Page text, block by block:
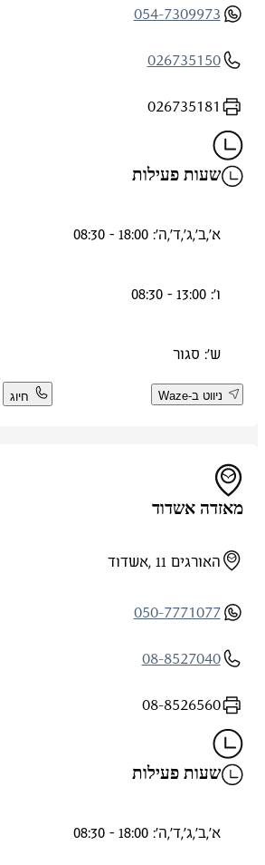
054-7309973
026735150
026735181
שעות פעילות
א',ב',ג',ד',ה': 18:00 - 08:30
ש': סגור
ניווט ב-Waze חיוג
מאזדה אשדוד
האורגים 11 ,אשדוד
050-7771077
08-8527040
08-8526560
שעות פעילות
א',ב',ג',ד',ה': 18:00 - 08:30